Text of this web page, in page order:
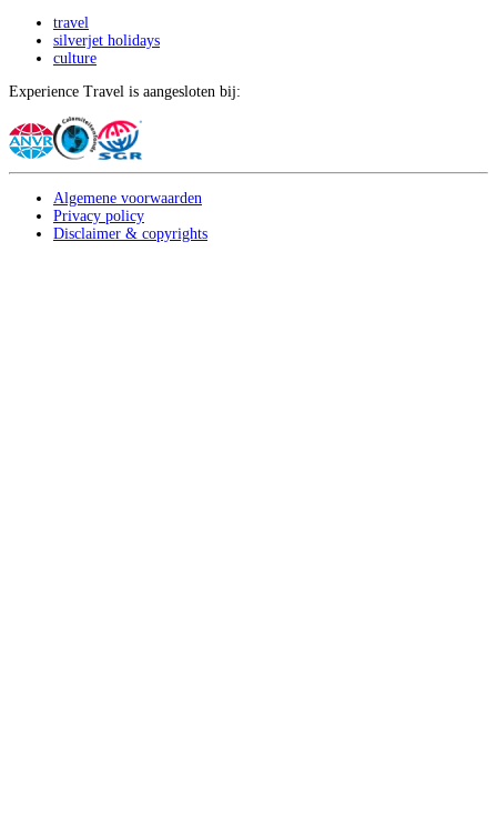
travel
silverjet holidays
culture
Experience Travel is aangesloten bij:
Algemene voorwaarden
Privacy policy
Disclaimer & copyrights